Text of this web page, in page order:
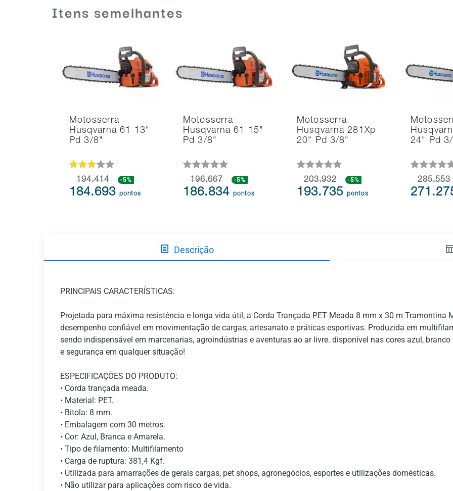
Itens semelhantes
Motosserra
Husqvarna 61 13"
Pd 3/8"
194.414 -5%
184.693pontos
Motosserra
Husqvarna 61 15"
Pd 3/8"
196.667 -5%
186.834pontos
Motosserra
Husqvarna 281Xp
20" Pd 3/8"
203.932 -5%
193.735pontos
24" Pd
285.553
Descrição
PRINCIPAIS CARACTERÍSTICAS:
Projetada para máxima resistência e longa vida útil, a Corda Trançada PET Meada 8 mm x 30 m Tramontina
desempenho confiável em movimentação de cargas, artesanato e práticas esportivas. Produzida em
sendo indispensável em marcenarias, agroindústrias e aventuras ao ar livre. disponível nas cores azul,
e segurança em qualquer situação!
ESPECIFICAÇÕES DO PRODUTO:
• Corda trançada meada.
• Material: PET.
• Bitola: 8 mm.
• Embalagem com 30 metros.
• Cor: Azul, Branca e Amarela.
• Tipo de filamento: Multifilamento
• Carga de ruptura: 381,4 Kgf.
• Utilizada para amarrações de gerais cargas, pet shops, agronegócios, esportes e utilizações domésticas.
• Não utilizar para aplicações com risco de vida.